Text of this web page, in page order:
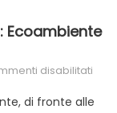
Ecoambiente
disabilitati
di fronte alle